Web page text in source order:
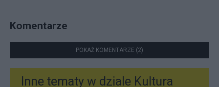
Komentarze
POKAŻ KOMENTARZE (2)
Inne tematy w dziale Kultura